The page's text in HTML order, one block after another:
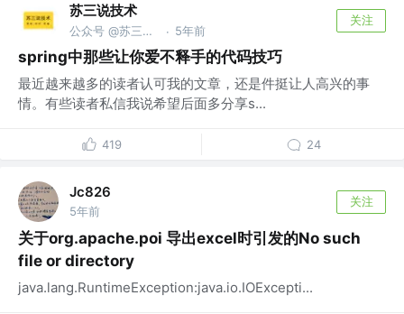
苏三说技术
公众号 @苏三说技术｜susan.net.cn · 5年前
关注
spring中那些让你爱不释手的代码技巧
最近越来越多的读者认可我的文章，还是件挺让人高兴的事
情。有些读者私信我说希望后面多分享s...
419 24
Jc826
5年前
关注
关于org.apache.poi 导出excel时引发的No such
file or directory
java.lang.RuntimeException:java.io.IOExcepti...